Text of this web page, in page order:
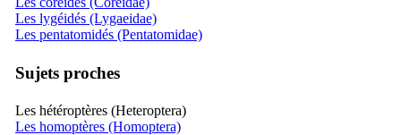
Les lygéidés (Lygaeidae)
Les pentatomidés (Pentatomidae)
Sujets proches
Les hétéroptères (Heteroptera)
Les homoptères (Homoptera)